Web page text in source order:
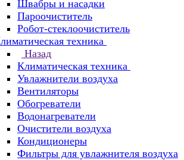
Швабры и насадки
Пароочиститель
Робот-стеклоочиститель
техника
Назад
Климатическая техника
Увлажнители воздуха
Вентиляторы
Обогреватели
Водонагреватели
Очистители воздуха
Кондиционеры
Фильтры для увлажнителя воздуха